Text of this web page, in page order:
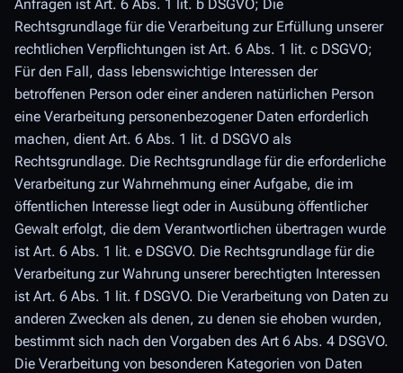
Anfragen ist Art. 6 Abs. 1 lit. b DSGVO; Die
Rechtsgrundlage für die Verarbeitung zur Erfüllung unserer
rechtlichen Verpflichtungen ist Art. 6 Abs. 1 lit. c DSGVO;
Für den Fall, dass lebenswichtige Interessen der
betroffenen Person oder einer anderen natürlichen Person
eine Verarbeitung personenbezogener Daten erforderlich
machen, dient Art. 6 Abs. 1 lit. d DSGVO als
Rechtsgrundlage. Die Rechtsgrundlage für die erforderliche
Verarbeitung zur Wahrnehmung einer Aufgabe, die im
öffentlichen Interesse liegt oder in Ausübung öffentlicher
Gewalt erfolgt, die dem Verantwortlichen übertragen wurde
ist Art. 6 Abs. 1 lit. e DSGVO. Die Rechtsgrundlage für die
Verarbeitung zur Wahrung unserer berechtigten Interessen
ist Art. 6 Abs. 1 lit. f DSGVO. Die Verarbeitung von Daten zu
anderen Zwecken als denen, zu denen sie ehoben wurden,
bestimmt sich nach den Vorgaben des Art 6 Abs. 4 DSGVO.
Die Verarbeitung von besonderen Kategorien von Daten